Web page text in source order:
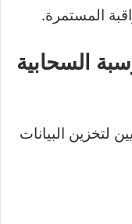
المستمرة.
السحابية
لتخزين البيانات